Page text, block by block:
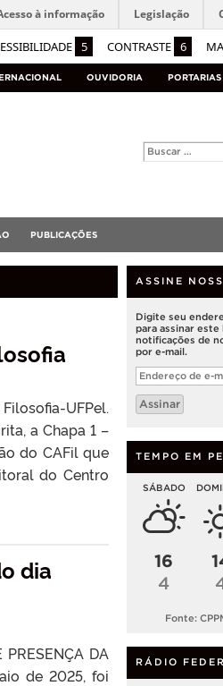
5 CONTRASTE 6
à informação Legislação
OUVIDORIA PORTARIAS
PUBLICAÇÕES
UFPel.
a Chapa 1 –
do CAFil que
do Centro
dia
DA
de 2025, foi
ASSINE
Digite seu
para assinar
notificações de
por e-mail.
Endereço
de
e-
mail
Assinar
TEMPO EM
SÁBADO
16
4
Fonte:
RÁDIO